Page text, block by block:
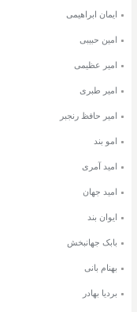
ایمان ابراهیمی
امین حبیبی
امیر عظیمی
امیر طبری
امیر حافظ رنجبر
امو بند
امید آمری
امید جهان
ایوان بند
بابک جهانبخش
بهنام بانی
بردیا بهادر